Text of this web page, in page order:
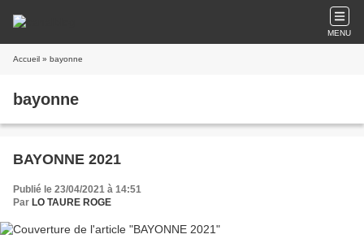
MENU
Accueil » bayonne
bayonne
BAYONNE 2021
Publié le 23/04/2021 à 14:51
Par LO TAURE ROGE